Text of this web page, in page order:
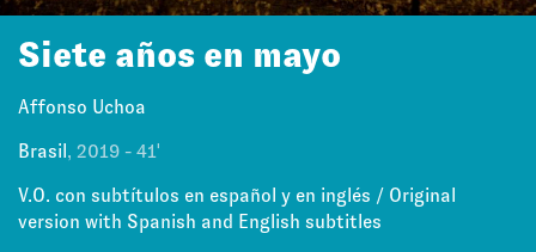
Siete años en mayo
Affonso Uchoa
Brasil , 2019 - 41'
V.O. con subtítulos en español y en inglés / Original
version with Spanish and English subtitles